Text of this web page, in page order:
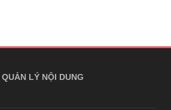
LÝ NỘI DUNG